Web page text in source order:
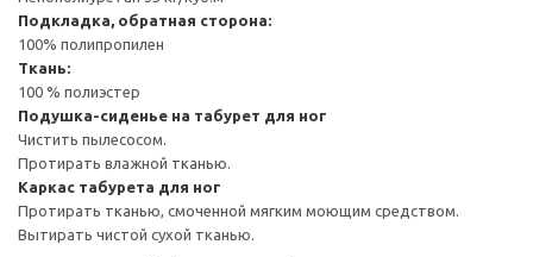
Подкладка, обратная сторона:
100% полипропилен
Ткань:
100 % полиэстер
Подушка-сиденье на табурет для ног
Чистить пылесосом.
Протирать влажной тканью.
Каркас табурета для ног
Протирать тканью, смоченной мягким моющим средством.
Вытирать чистой сухой тканью.